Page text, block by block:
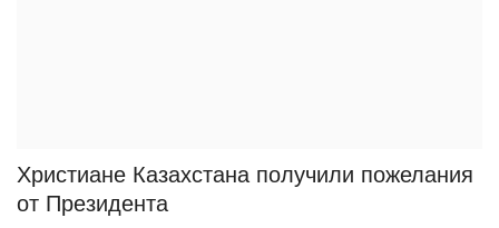
Христиане Казахстана получили пожелания
от Президента